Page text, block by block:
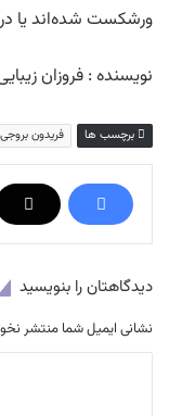
ورشکست شده‌اند یا
نویسنده : فروزان
برچسب ها فریدون بروجی
دیدگاهتان را بنویسید
نشانی ایمیل شما منتشر